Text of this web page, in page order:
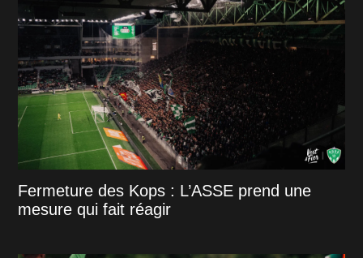
Fermeture des Kops : L’ASSE prend une
mesure qui fait réagir